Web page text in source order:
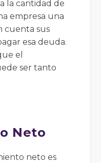
la cantidad de
empresa una
cuenta sus
esa deuda.
el
ser tanto
Neto
neto es